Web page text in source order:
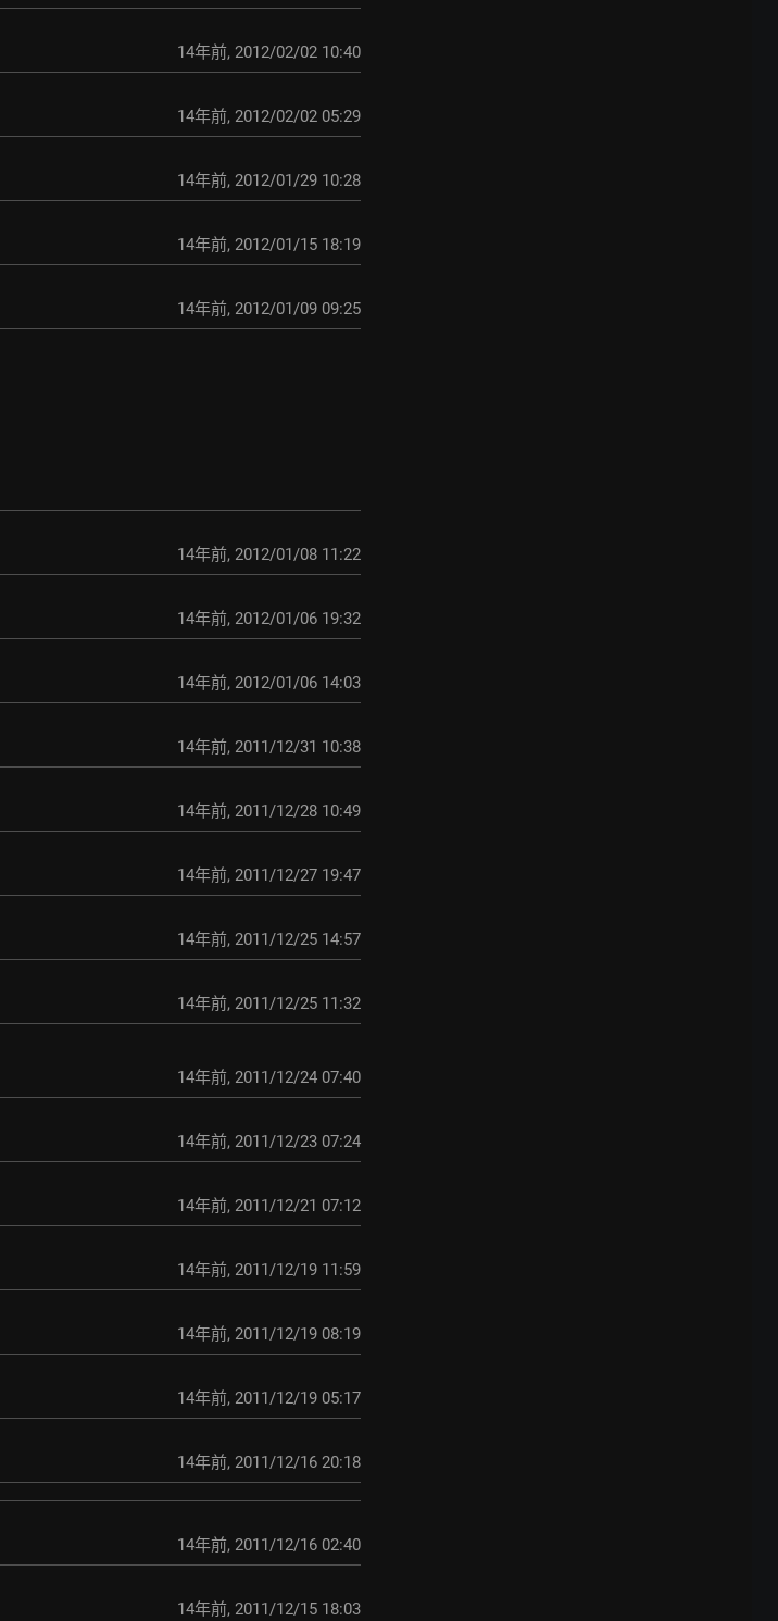
14年前, 2012/02/02 10:40
14年前, 2012/02/02 05:29
14年前, 2012/01/29 10:28
14年前, 2012/01/15 18:19
14年前, 2012/01/09 09:25
14年前, 2012/01/08 11:22
14年前, 2012/01/06 19:32
14年前, 2012/01/06 14:03
14年前, 2011/12/31 10:38
14年前, 2011/12/28 10:49
14年前, 2011/12/27 19:47
14年前, 2011/12/25 14:57
14年前, 2011/12/25 11:32
14年前, 2011/12/24 07:40
14年前, 2011/12/23 07:24
14年前, 2011/12/21 07:12
14年前, 2011/12/19 11:59
14年前, 2011/12/19 08:19
14年前, 2011/12/19 05:17
14年前, 2011/12/16 20:18
14年前, 2011/12/16 02:40
14年前, 2011/12/15 18:03